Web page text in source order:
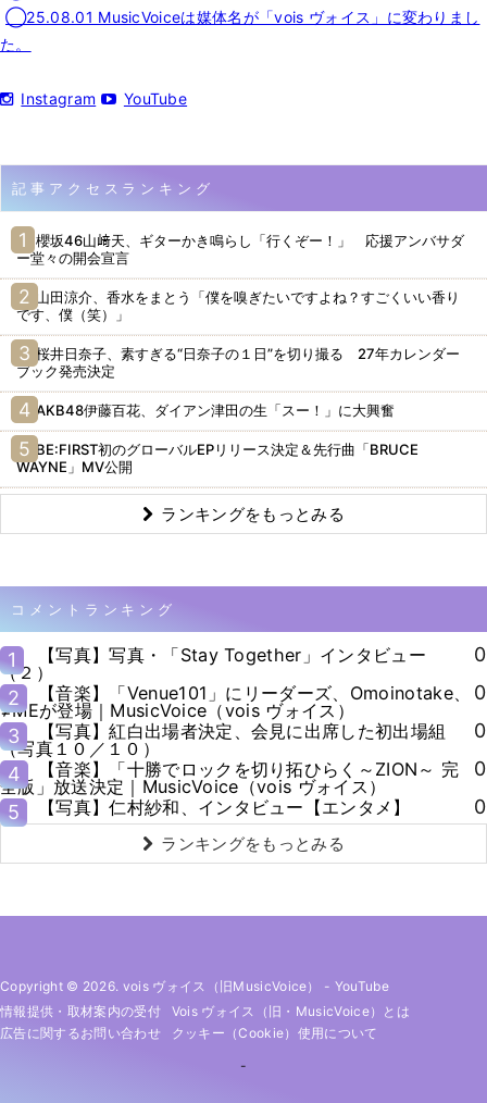
◯25.08.01 MusicVoiceは媒体名が「vois ヴォイス」に変わりまし
た。
Instagram YouTube
記事アクセスランキング
櫻坂46山﨑天、ギターかき鳴らし「行くぞー！」 応援アンバサダ
ー堂々の開会宣言
山田涼介、香水をまとう「僕を嗅ぎたいですよね？すごくいい香り
です、僕（笑）」
桜井日奈子、素すぎる“日奈子の１日”を切り撮る 27年カレンダー
ブック発売決定
AKB48伊藤百花、ダイアン津田の生「スー！」に大興奮
BE:FIRST初のグローバルEPリリース決定＆先行曲「BRUCE
WAYNE」MV公開
ランキングをもっとみる
コメントランキング
1
【写真】写真・「Stay Together」インタビュー
（２）
0
2
【音楽】「Venue101」にリーダーズ、Omoinotake、
≠MEが登場｜MusicVoice（vois ヴォイス）
0
3
【写真】紅白出場者決定、会見に出席した初出場組
（写真１０／１０）
0
4
【音楽】「十勝でロックを切り拓ひらく～ZION～ 完
全版」放送決定｜MusicVoice（vois ヴォイス）
0
5
【写真】仁村紗和、インタビュー【エンタメ】 0
ランキングをもっとみる
Copyright © 2026. vois ヴォイス（旧MusicVoice） - YouTube
情報提供・取材案内の受付
Vois ヴォイス（旧・MusicVoice）とは
広告に関するお問い合わせ
クッキー（cookie）使用について
-